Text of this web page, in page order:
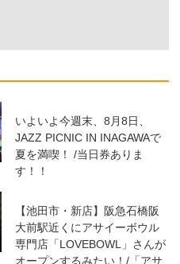
いよいよ今週末、8月8日、
JAZZ PICNIC IN INAGAWAで
夏を満喫！ /当日券ありま
す！！
【池田市・新店】阪急石橋阪
大前駅近くにアサイーボウル
専門店「LOVEBOWL」さんが
オープンするみたい！/「アサ